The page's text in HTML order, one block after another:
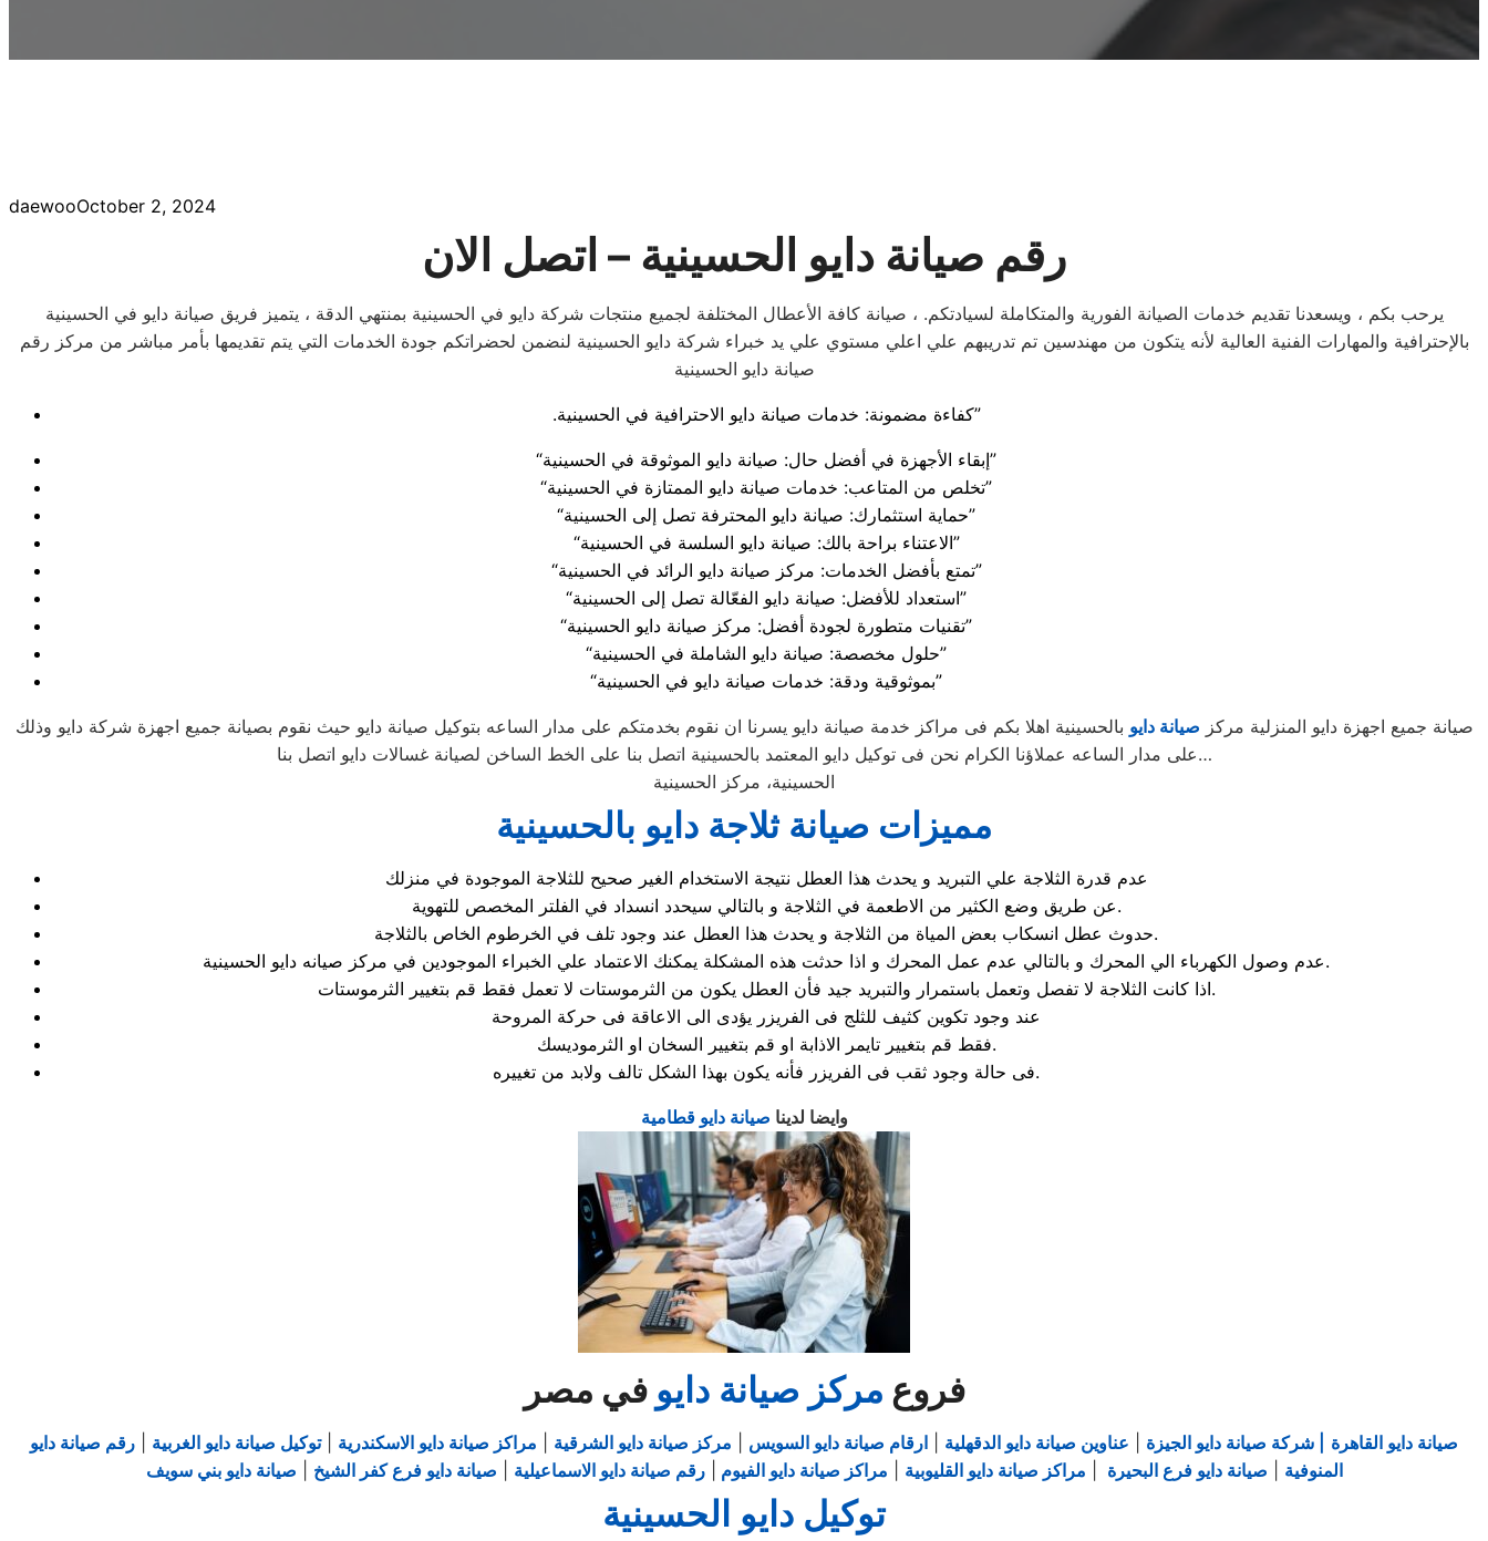
daewooOctober 2, 2024
رقم صيانة دايو الحسينية – اتصل الان
يرحب بكم ، ويسعدنا تقديم خدمات الصيانة الفورية والمتكاملة لسيادتكم. ، صيانة كافة الأعطال المختلفة لجميع منتجات شركة دايو في الحسينية بمنتهي الدقة ، يتميز فريق صيانة دايو في الحسينية
بالإحترافية والمهارات الفنية العالية لأنه يتكون من مهندسين تم تدريبهم علي اعلي مستوي علي يد خبراء شركة دايو الحسينية لنضمن لحضراتكم جودة الخدمات التي يتم تقديمها بأمر مباشر من مركز رقم
صيانة دايو الحسينية
.كفاءة مضمونة: خدمات صيانة دايو الاحترافية في الحسينية”
“إبقاء الأجهزة في أفضل حال: صيانة دايو الموثوقة في الحسينية”
“تخلص من المتاعب: خدمات صيانة دايو الممتازة في الحسينية”
“حماية استثمارك: صيانة دايو المحترفة تصل إلى الحسينية”
“الاعتناء براحة بالك: صيانة دايو السلسة في الحسينية”
“تمتع بأفضل الخدمات: مركز صيانة دايو الرائد في الحسينية”
“استعداد للأفضل: صيانة دايو الفعّالة تصل إلى الحسينية”
“تقنيات متطورة لجودة أفضل: مركز صيانة دايو الحسينية”
“حلول مخصصة: صيانة دايو الشاملة في الحسينية”
“بموثوقية ودقة: خدمات صيانة دايو في الحسينية”
صيانة جميع اجهزة دايو المنزلية مركز صيانة دايو بالحسينية اهلا بكم فى مراكز خدمة صيانة دايو يسرنا ان نقوم بخدمتكم على مدار الساعه بتوكيل صيانة دايو حيث نقوم بصيانة جميع اجهزة شركة دايو وذلك
على مدار الساعه عملاؤنا الكرام نحن فى توكيل دايو المعتمد بالحسينية اتصل بنا على الخط الساخن لصيانة غسالات دايو اتصل بنا…
الحسينية، مركز الحسينية
مميزات صيانة ثلاجة دايو بالحسينية
عدم قدرة الثلاجة علي التبريد و يحدث هذا العطل نتيجة الاستخدام الغير صحيح للثلاجة الموجودة في منزلك
عن طريق وضع الكثير من الاطعمة في الثلاجة و بالتالي سيحدد انسداد في الفلتر المخصص للتهوية.
حدوث عطل انسكاب بعض المياة من الثلاجة و يحدث هذا العطل عند وجود تلف في الخرطوم الخاص بالثلاجة.
عدم وصول الكهرباء الي المحرك و بالتالي عدم عمل المحرك و اذا حدثت هذه المشكلة يمكنك الاعتماد علي الخبراء الموجودين في مركز صيانه دايو الحسينية.
اذا كانت الثلاجة لا تفصل وتعمل باستمرار والتبريد جيد فأن العطل يكون من الثرموستات لا تعمل فقط قم بتغيير الثرموستات.
عند وجود تكوين كثيف للثلج فى الفريزر يؤدى الى الاعاقة فى حركة المروحة
فقط قم بتغيير تايمر الاذابة او قم بتغيير السخان او الثرموديسك.
فى حالة وجود ثقب فى الفريزر فأنه يكون بهذا الشكل تالف ولابد من تغييره.
وايضا لدينا صيانة دايو قطامية
فروع مركز صيانة دايو في مصر
صيانة دايو القاهرة | شركة صيانة دايو الجيزة عناوين صيانة دايو الدقهلية ارقام صيانة دايو السويس مركز صيانة دايو الشرقية مراكز صيانة دايو الاسكندرية |توكيل صيانة دايو الغربية
رقم صيانة دايو
المنوفية
صيانة دايو فرع البحيرة مراكز صيانة دايو القليوبية مراكز صيانة دايو الفيوم |رقم صيانة دايو الاسماعيلية صيانة دايو فرع كفر الشيخ صيانة دايو بني سويف
توكيل دايو الحسينية